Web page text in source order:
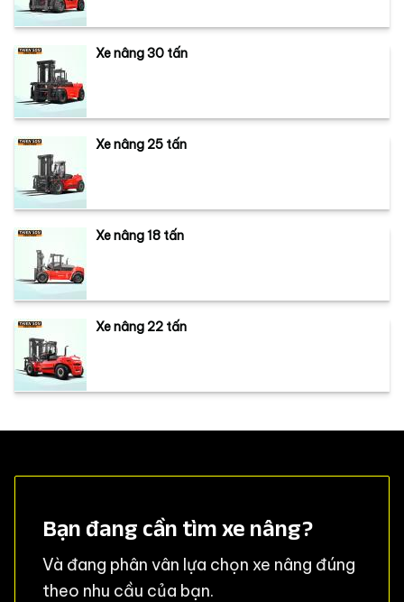
Xe nâng 30 tấn
Xe nâng 25 tấn
Xe nâng 18 tấn
Xe nâng 22 tấn
Bạn đang cần tìm xe nâng?
Và đang phân vân lựa chọn xe nâng đúng
theo nhu cầu của bạn.